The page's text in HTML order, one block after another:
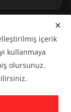
hakları saklıdır.
içerik
kullanmaya
olursunuz.